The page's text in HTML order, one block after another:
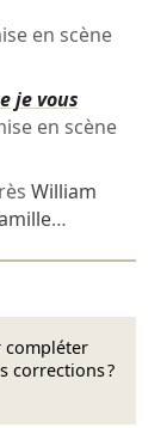
en scène
je vous
en scène
William
…
compléter
corrections ?